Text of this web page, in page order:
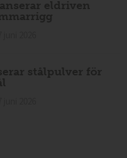
eldriven
stålpulver för